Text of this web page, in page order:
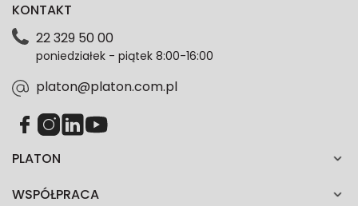
dotyczące danych osobowych znajdziesz w naszej
każdym czasie. Wycofanie zgody nie wpłynie na
zgodność z prawem przetwarzania dokonanego przed
PLATON
WSPÓŁPRACA
KONTAKT
22 329 50 00
poniedziałek - piątek 8:00-16:00
platon@platon.com.pl